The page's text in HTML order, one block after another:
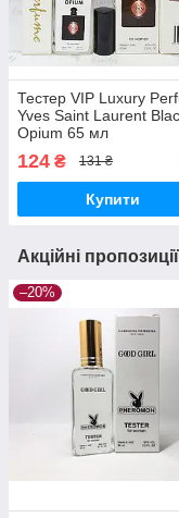
Тестер VIP Luxury
Yves Saint Laurent
Opium 65 мл
124 ₴ 131 ₴
Купити
Акційні
–20%